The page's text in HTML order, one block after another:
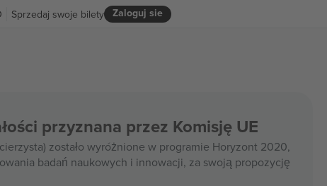
Zaloguj sie
Sprzedaj swoje bilety
przyznana przez Komisję UE
zostało wyróżnione w programie Horyzont 2020,
badań naukowych i innowacji, za swoją propozycję